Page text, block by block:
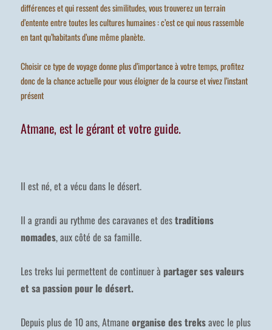
différences et qui ressent des similitudes, vous trouverez un terrain
d’entente entre toutes les cultures humaines : c’est ce qui nous rassemble
en tant qu’habitants d’une même planète.
Choisir ce type de voyage donne plus d’importance à votre temps, profitez
donc de la chance actuelle pour vous éloigner de la course et vivez l’instant
présent
Atmane, est le gérant et votre guide.
Il est né, et a vécu dans le désert.
Il a grandi au rythme des caravanes et destraditions
nomades, aux côté de sa famille.
Les treks lui permettent de continuer àpartager ses valeurs
et sa passion pour le désert.
Depuis plus de 10 ans, Atmaneorganise des treksavec le plus